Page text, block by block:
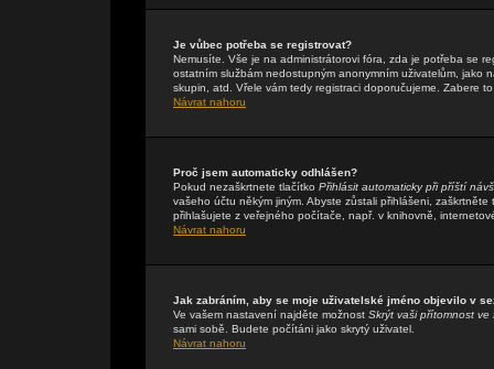
Je vůbec potřeba se registrovat?
Nemusíte. Vše je na administrátorovi fóra, zda je potřeba se
ostatním službám nedostupným anonymním uživatelům, jako
skupin, atd. Vřele vám tedy registraci doporučujeme. Zabere
Návrat nahoru
Proč jsem automaticky odhlášen?
Pokud nezaškrtnete tlačítko Přihlásit automaticky při příští
vašeho účtu někým jiným. Abyste zůstali přihlášeni,
přihlašujete z veřejného počítače, např. v knihovně,
Návrat nahoru
Jak zabráním, aby se moje uživatelské jméno objevilo v
Ve vašem nastavení najděte možnost Skrýt vaši přítomnost ve
sami sobě. Budete počítáni jako skrytý uživatel.
Návrat nahoru